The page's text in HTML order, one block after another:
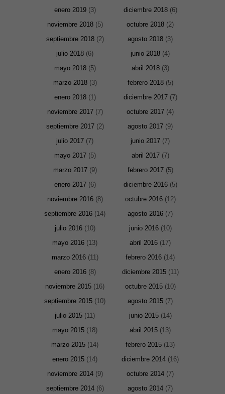
enero 2019(3) diciembre 2018(6)
noviembre 2018(5) octubre 2018 (2)
septiembre 2018(2) agosto 2018 (3)
julio 2018 (6) junio 2018 (4)
mayo 2018(5) abril 2018(3)
marzo 2018(3) febrero 2018(5)
enero 2018(1) diciembre 2017(7)
noviembre 2017(7) octubre 2017 (4)
septiembre 2017(2) agosto 2017 (9)
julio 2017 (7) junio 2017 (7)
mayo 2017(5) abril 2017(7)
marzo 2017(9) febrero 2017(5)
enero 2017(6) diciembre 2016(5)
noviembre 2016(8) octubre 2016(12)
septiembre 2016 (14) agosto 2016 (7)
julio 2016(10) junio 2016(10)
mayo 2016 (13) abril 2016 (17)
marzo 2016(11) febrero 2016 (14)
enero 2016(8) diciembre 2015(11)
noviembre 2015 (16) octubre 2015(10)
septiembre 2015 (10) agosto 2015 (7)
julio 2015 (11) junio 2015(14)
mayo 2015 (18) abril 2015 (13)
marzo 2015 (14) febrero 2015 (13)
enero 2015 (14) diciembre 2014 (16)
noviembre 2014(9) octubre 2014 (7)
septiembre 2014(6) agosto 2014 (7)
Necesarias
y
Estadísticas
Estas
cookies no
son
opcionales.
Son
necesarias
funcione la
que
mejorar la
y estructura
base a cómo
web.
Experiencia
Para que
funcione lo
mejor posible
durante tu
visita. Si
rechaza estas
algunas
desaparecerán